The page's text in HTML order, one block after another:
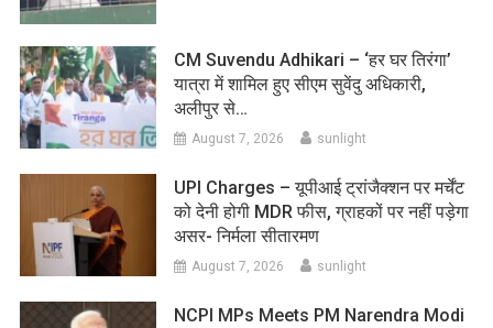
CM Suvendu Adhikari – ‘हर घर तिरंगा’
यात्रा में शामिल हुए सीएम सुवेंदु अधिकारी,
अलीपुर से…
August 7, 2026 sunlight
UPI Charges – यूपीआई ट्रांजैक्शन पर मर्चेंट
को देनी होगी MDR फीस, ग्राहकों पर नहीं पड़ेगा
असर- निर्मला सीतारमण
August 7, 2026 sunlight
NCPI MPs Meets PM Narendra Modi